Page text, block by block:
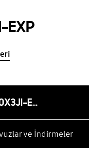
EXP
NP900X3JI-EXP
ve İndirmeler